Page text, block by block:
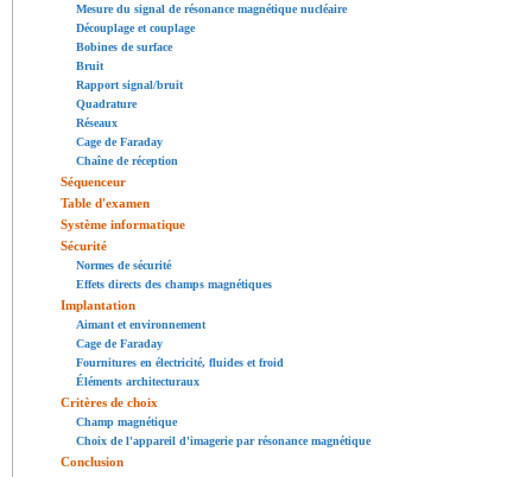
Mesure du signal de résonance magnétique nucléaire
Découplage et couplage
Bobines de surface
Bruit
Rapport signal/bruit
Quadrature
Réseaux
Cage de Faraday
Chaîne de réception
Séquenceur
Table d'examen
Système informatique
Sécurité
Normes de sécurité
Effets directs des champs magnétiques
Implantation
Aimant et environnement
Cage de Faraday
Fournitures en électricité, fluides et froid
Éléments architecturaux
Critères de choix
Champ magnétique
Choix de l'appareil d'imagerie par résonance magnétique
Conclusion